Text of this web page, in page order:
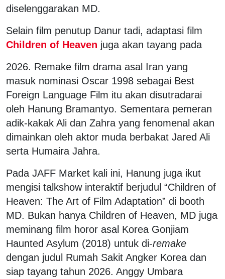
diselenggarakan MD.
Selain film penutup Danur tadi, adaptasi film
Children of Heaven juga akan tayang pada
2026. Remake film drama asal Iran yang
masuk nominasi Oscar 1998 sebagai Best
Foreign Language Film itu akan disutradarai
oleh Hanung Bramantyo. Sementara pemeran
adik-kakak Ali dan Zahra yang fenomenal akan
dimainkan oleh aktor muda berbakat Jared Ali
serta Humaira Jahra.
Pada JAFF Market kali ini, Hanung juga ikut
mengisi talkshow interaktif berjudul “Children of
Heaven: The Art of Film Adaptation” di booth
MD. Bukan hanya Children of Heaven, MD juga
meminang film horor asal Korea Gonjiam
Haunted Asylum (2018) untuk di-remake
dengan judul Rumah Sakit Angker Korea dan
siap tayang tahun 2026. Anggy Umbara